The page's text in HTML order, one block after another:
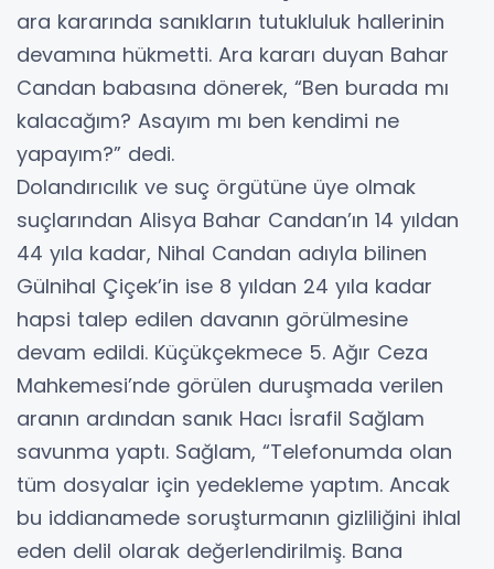
ara kararında sanıkların tutukluluk hallerinin
devamına hükmetti. Ara kararı duyan Bahar
Candan babasına dönerek, “Ben burada mı
kalacağım? Asayım mı ben kendimi ne
yapayım?” dedi.
Dolandırıcılık ve suç örgütüne üye olmak
suçlarından Alisya Bahar Candan’ın 14 yıldan
44 yıla kadar, Nihal Candan adıyla bilinen
Gülnihal Çiçek’in ise 8 yıldan 24 yıla kadar
hapsi talep edilen davanın görülmesine
devam edildi. Küçükçekmece 5. Ağır Ceza
Mahkemesi’nde görülen duruşmada verilen
aranın ardından sanık Hacı İsrafil Sağlam
savunma yaptı. Sağlam, “Telefonumda olan
tüm dosyalar için yedekleme yaptım. Ancak
bu iddianamede soruşturmanın gizliliğini ihlal
eden delil olarak değerlendirilmiş. Bana